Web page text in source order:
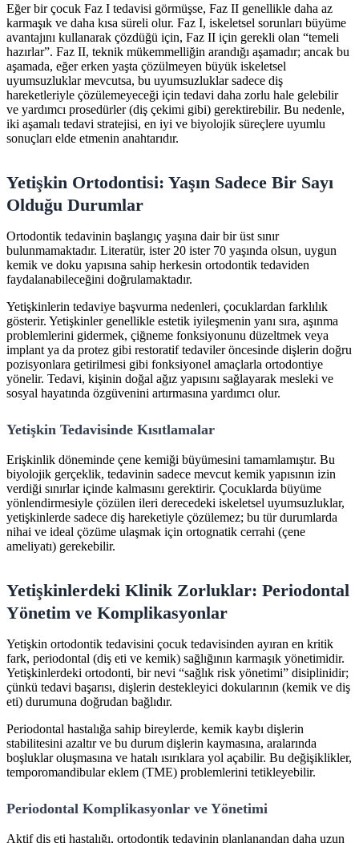
Eğer bir çocuk Faz I tedavisi görmüşse, Faz II genellikle daha az
karmaşık ve daha kısa süreli olur. Faz I, iskeletsel sorunları büyüme
avantajını kullanarak çözdüğü için, Faz II için gerekli olan “temeli
hazırlar”. Faz II, teknik mükemmelliğin arandığı aşamadır; ancak bu
aşamada, eğer erken yaşta çözülmeyen büyük iskeletsel
uyumsuzluklar mevcutsa, bu uyumsuzluklar sadece diş
hareketleriyle çözülemeyeceği için tedavi daha zorlu hale gelebilir
ve yardımcı prosedürler (diş çekimi gibi) gerektirebilir. Bu nedenle,
iki aşamalı tedavi stratejisi, en iyi ve biyolojik süreçlere uyumlu
sonuçları elde etmenin anahtarıdır.
Yetişkin Ortodontisi: Yaşın Sadece Bir Sayı
Olduğu Durumlar
Ortodontik tedavinin başlangıç yaşına dair bir üst sınır
bulunmamaktadır. Literatür, ister 20 ister 70 yaşında olsun, uygun
kemik ve doku yapısına sahip herkesin ortodontik tedaviden
faydalanabileceğini doğrulamaktadır.
Yetişkinlerin tedaviye başvurma nedenleri, çocuklardan farklılık
gösterir. Yetişkinler genellikle estetik iyileşmenin yanı sıra, aşınma
problemlerini gidermek, çiğneme fonksiyonunu düzeltmek veya
implant ya da protez gibi restoratif tedaviler öncesinde dişlerin doğru
pozisyonlara getirilmesi gibi fonksiyonel amaçlarla ortodontiye
yönelir. Tedavi, kişinin doğal ağız yapısını sağlayarak mesleki ve
sosyal hayatında özgüvenini artırmasına yardımcı olur.
Yetişkin Tedavisinde Kısıtlamalar
Erişkinlik döneminde çene kemiği büyümesini tamamlamıştır. Bu
biyolojik gerçeklik, tedavinin sadece mevcut kemik yapısının izin
verdiği sınırlar içinde kalmasını gerektirir. Çocuklarda büyüme
yönlendirmesiyle çözülen ileri derecedeki iskeletsel uyumsuzluklar,
yetişkinlerde sadece diş hareketiyle çözülemez; bu tür durumlarda
nihai ve ideal çözüme ulaşmak için ortognatik cerrahi (çene
ameliyatı) gerekebilir.
Yetişkinlerdeki Klinik Zorluklar: Periodontal
Yönetim ve Komplikasyonlar
Yetişkin ortodontik tedavisini çocuk tedavisinden ayıran en kritik
fark, periodontal (diş eti ve kemik) sağlığının karmaşık yönetimidir.
Yetişkinlerdeki ortodonti, bir nevi “sağlık risk yönetimi” disiplinidir;
çünkü tedavi başarısı, dişlerin destekleyici dokularının (kemik ve diş
eti) durumuna doğrudan bağlıdır.
Periodontal hastalığa sahip bireylerde, kemik kaybı dişlerin
stabilitesini azaltır ve bu durum dişlerin kaymasına, aralarında
boşluklar oluşmasına ve hatalı ısırıklara yol açabilir. Bu değişiklikler,
temporomandibular eklem (TME) problemlerini tetikleyebilir.
Periodontal Komplikasyonlar ve Yönetimi
Aktif diş eti hastalığı, ortodontik tedavinin planlanandan daha uzun